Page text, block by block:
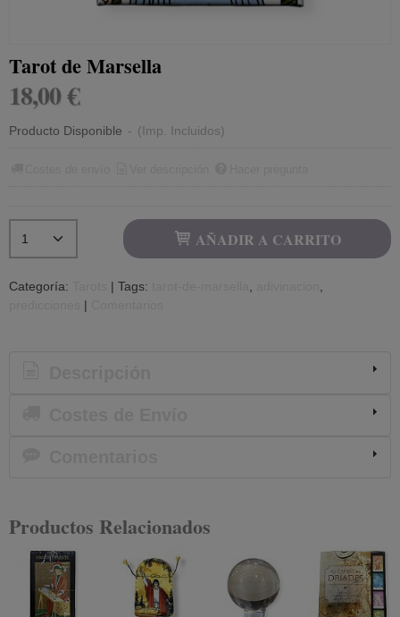
Tarot de Marsella
18,00 €
Producto Disponible - (Imp. Incluidos)
AÑADIR A CARRITO
Categoría: | Tags:
|
Productos Relacionados